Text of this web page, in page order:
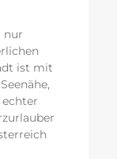
nur
ist mit